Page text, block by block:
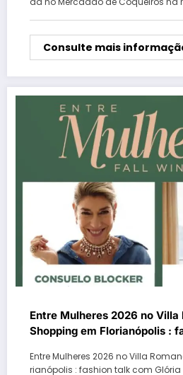
Consulte mais
Entre Mulheres 2026 no Villa
Shopping em Florianópolis :
Entre Mulheres 2026 no Villa
rianópolis : fashion talk com Glória